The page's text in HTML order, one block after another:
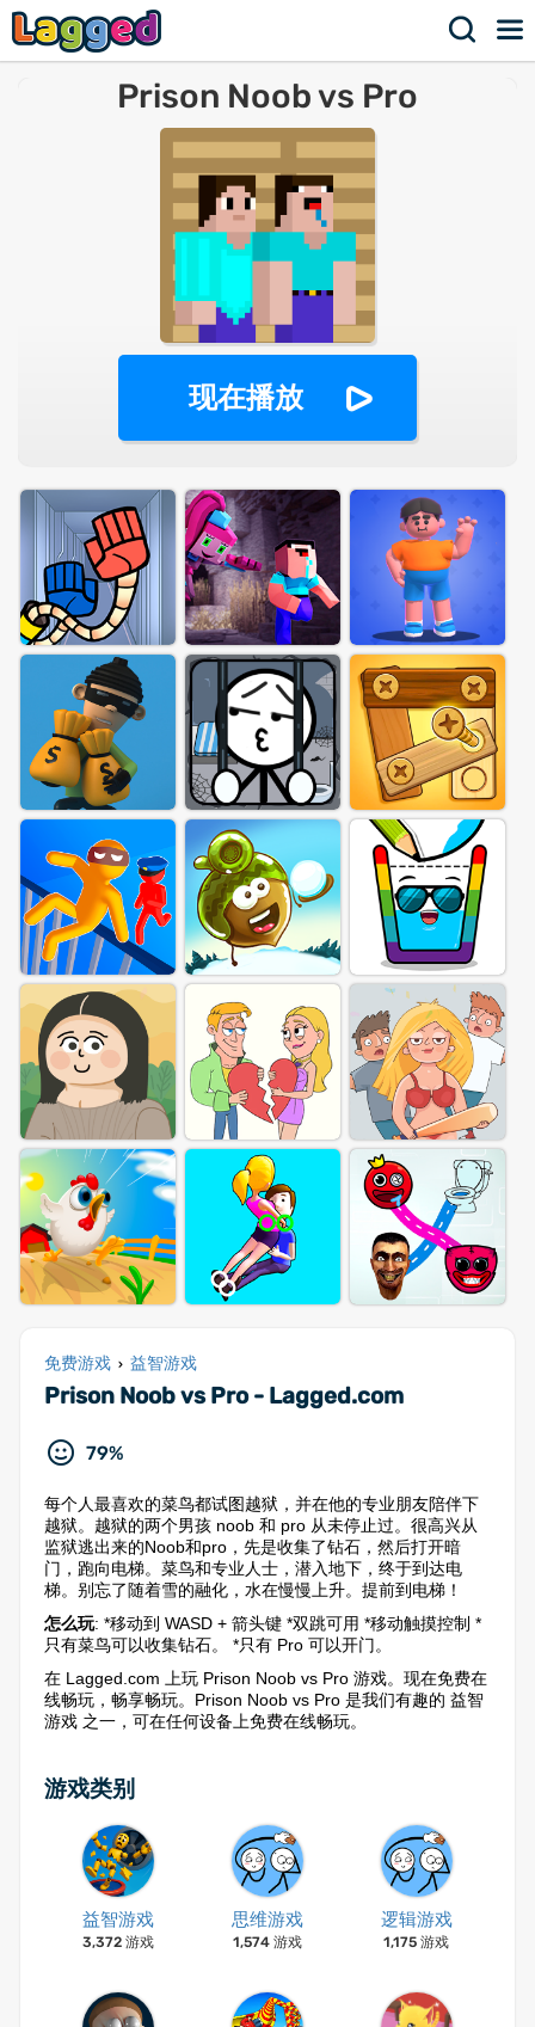
Prison Noob vs Pro
现在播放
免费游戏 › 益智游戏
Prison Noob vs Pro - Lagged.com
79%
每个人最喜欢的菜鸟都试图越狱，并在他的专业朋友陪伴下
越狱。越狱的两个男孩 noob 和 pro 从未停止过。很高兴从
监狱逃出来的Noob和pro，先是收集了钻石，然后打开暗
门，跑向电梯。菜鸟和专业人士，潜入地下，终于到达电
梯。别忘了随着雪的融化，水在慢慢上升。提前到电梯！
怎么玩: *移动到 WASD + 箭头键 *双跳可用 *移动触摸控制 *
只有菜鸟可以收集钻石。 *只有 Pro 可以开门。
在 Lagged.com 上玩 Prison Noob vs Pro 游戏。现在免费在
线畅玩，畅享畅玩。Prison Noob vs Pro 是我们有趣的 益智
游戏 之一，可在任何设备上免费在线畅玩。
游戏类别
益智游戏
3,372 游戏
思维游戏
1,574 游戏
逻辑游戏
1,175 游戏